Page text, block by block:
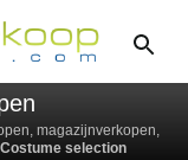
magazijnverkopen,
Costume selection